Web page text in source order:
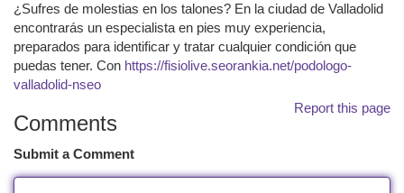
¿Sufres de molestias en los talones? En la ciudad de Valladolid
encontrarás un especialista en pies muy experiencia,
preparados para identificar y tratar cualquier condición que
puedas tener. Con https://fisiolive.seorankia.net/podologo-
valladolid-nseo
Report this page
Comments
Submit a Comment